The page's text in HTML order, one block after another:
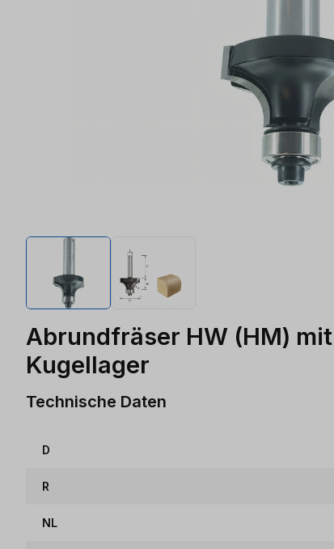
Abrundfräser HW (HM) mit
Kugellager
Technische Daten
D
R
NL